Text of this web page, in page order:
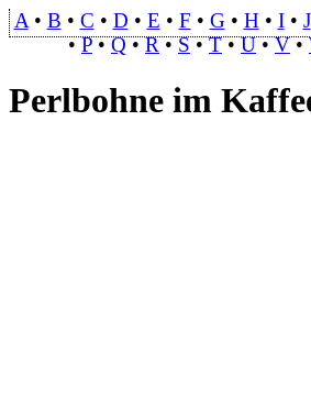
A • B • C • D • E • F • G • H • I• J
•P•Q•R•S•T•U•V•
Perlbohne im